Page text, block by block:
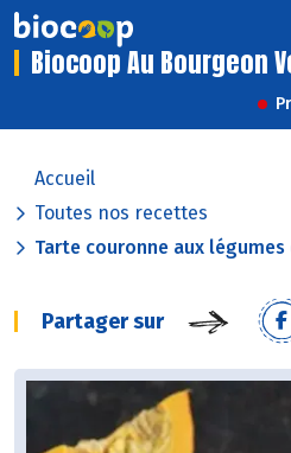
Biocoop Au Bourgeon
Accueil
Toutes nos recettes
Tarte couronne aux
Partager sur